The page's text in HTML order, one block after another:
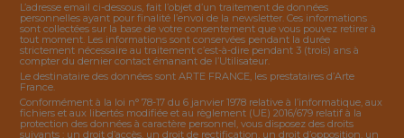
L’adresse email ci-dessous, fait l’objet d’un traitement de données
personnelles ayant pour finalité l’envoi de la newsletter. Ces informations
sont collectées sur la base de votre consentement que vous pouvez retirer à
tout moment. Les informations sont conservées pendant la durée
strictement nécessaire au traitement c’est-à-dire pendant 3 (trois) ans à
compter du dernier contact émanant de l’Utilisateur.
Le destinataire des données sont ARTE FRANCE, les prestataires d’Arte
France.
Conformément à la loi n° 78-17 du 6 janvier 1978 relative à l’informatique, aux
fichiers et aux libertés modifiée et au règlement (UE) 2016/679 relatif à la
protection des données à caractère personnel, vous disposez des droits
suivants : un droit d’accès, un droit de rectification, un droit d’opposition, un